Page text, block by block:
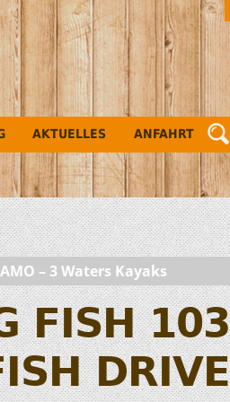
AKTUELLES ANFAHRT
– 3 Waters Kayaks
FISH 103
DRIVE